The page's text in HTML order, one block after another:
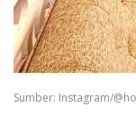
Sumber: Instagram/